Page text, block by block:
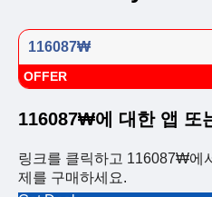
116087₩
OFFER
116087₩에 대한 앱 또
링크를 클릭하고 116087₩에
제를 구매하세요.